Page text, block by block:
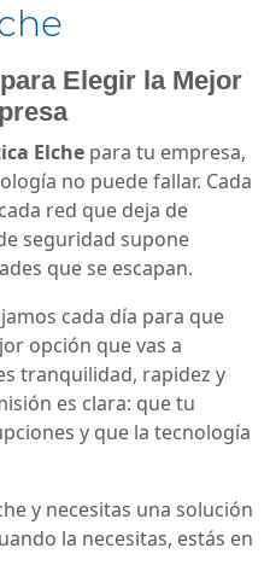
Elegir la Mejor
Elche para tu empresa,
no puede fallar. Cada
red que deja de
seguridad supone
que se escapan.
cada día para que
opción que vas a
tranquilidad, rapidez y
es clara: que tu
y que la tecnología
y necesitas una solución
la necesitas, estás en